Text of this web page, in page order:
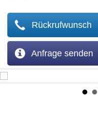
Rückrufwunsch
Anfrage senden